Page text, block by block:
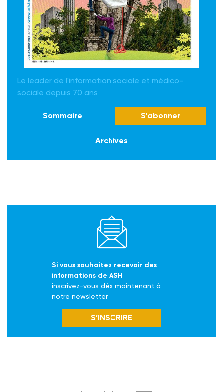
Le leader de l'information sociale et médico-
sociale depuis 70 ans
Sommaire S'abonner
Archives
Si vous souhaitez recevoir des
informations de ASH
inscrivez-vous dès maintenant à
notre newsletter
S’INSCRIRE